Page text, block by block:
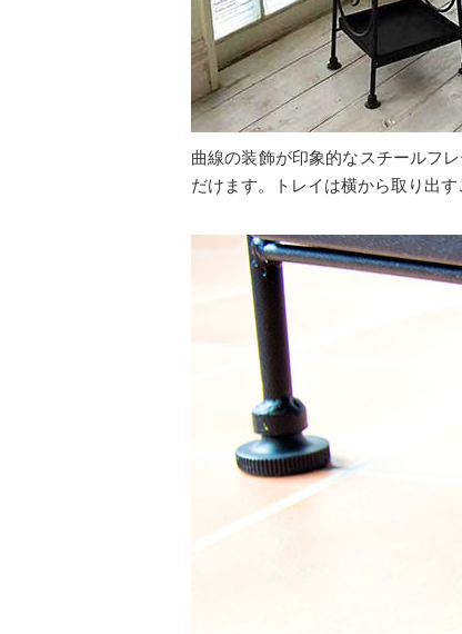
曲線の装飾が印象的なスチールフ
だけます。トレイは横から取り出